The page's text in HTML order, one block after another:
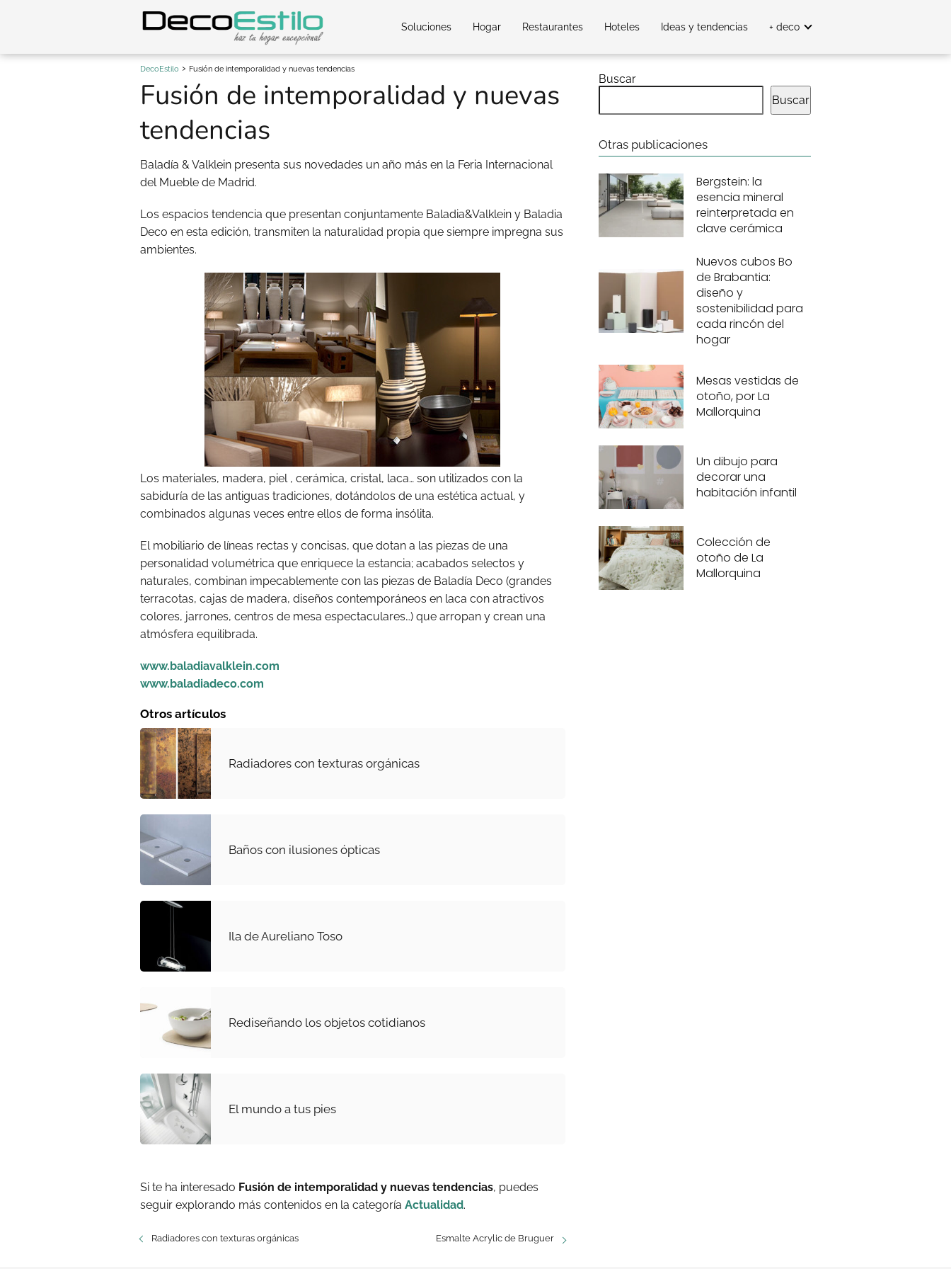
Soluciones Hogar Restaurantes Hoteles Ideas y tendencias + deco
DecoEstilo Fusión de intemporalidad y nuevas tendencias
Fusión de intemporalidad y nuevas
tendencias
Baladía & Valklein presenta sus novedades un año más en la Feria Internacional
del Mueble de Madrid.
Los espacios tendencia que presentan conjuntamente Baladia&Valklein y Baladia
Deco en esta edición, transmiten la naturalidad propia que siempre impregna sus
ambientes.
Los materiales, madera, piel , cerámica, cristal, laca… son utilizados con la
sabiduría de las antiguas tradiciones, dotándolos de una estética actual, y
combinados algunas veces entre ellos de forma insólita.
El mobiliario de líneas rectas y concisas, que dotan a las piezas de una
personalidad volumétrica que enriquece la estancia; acabados selectos y
naturales, combinan impecablemente con las piezas de Baladía Deco (grandes
terracotas, cajas de madera, diseños contemporáneos en laca con atractivos
colores, jarrones, centros de mesa espectaculares…) que arropan y crean una
atmósfera equilibrada.
www.baladiavalklein.com
www.baladiadeco.com
Otros artículos
Radiadores con texturas orgánicas
Baños con ilusiones ópticas
Ila de Aureliano Toso
Rediseñando los objetos cotidianos
El mundo a tus pies
Si te ha interesado Fusión de intemporalidad y nuevas tendencias, puedes
seguir explorando más contenidos en la categoría Actualidad.
Radiadores con texturas orgánicas Esmalte Acrylic de Bruguer
Buscar
Buscar
Otras publicaciones
Bergstein: la
esencia mineral
reinterpretada en
clave cerámica
Nuevos cubos Bo
de Brabantia:
diseño y
sostenibilidad para
cada rincón del
hogar
Mesas vestidas de
otoño, por La
Mallorquina
Un dibujo para
decorar una
habitación infantil
Colección de
otoño de La
Mallorquina